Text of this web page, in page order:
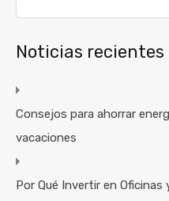
Noticias recientes
Consejos para ahorrar
vacaciones
Por Qué Invertir en